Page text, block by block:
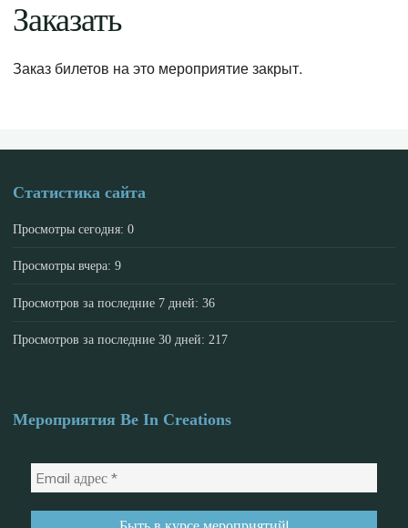
Заказать
Заказ билетов на это мероприятие закрыт.
Статистика сайта
Просмотры сегодня:0
Просмотры вчера:9
Просмотров за последние 7 дней:36
Просмотров за последние 30 дней: 217
Мероприятия Be In Creations